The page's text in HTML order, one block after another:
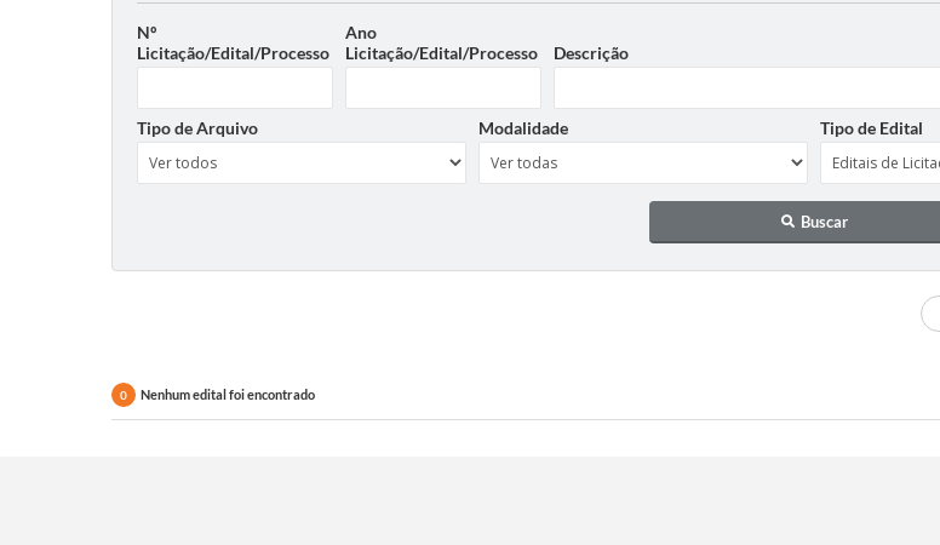
Nº
Licitação/Edital/Processo
Ano
Licitação/Edital/Processo
Descrição
Tipo de Arquivo Modalidade Tipo de Edital
Buscar
0 Nenhum edital foi encontrado